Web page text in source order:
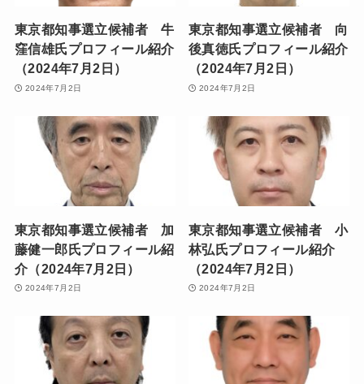
東京都知事選立候補者 牛
窪信雄氏プロフィール紹介
（2024年7月2日）
2024年7月2日
東京都知事選立候補者 向
後真徳氏プロフィール紹介
（2024年7月2日）
2024年7月2日
東京都知事選立候補者 加
藤健一郎氏プロフィール紹
介（2024年7月2日）
2024年7月2日
東京都知事選立候補者 小
林弘氏プロフィール紹介
（2024年7月2日）
2024年7月2日